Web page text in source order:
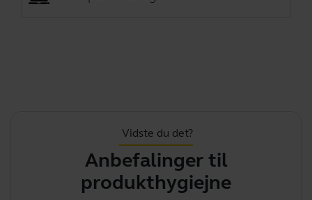
Vidste du det?
Anbefalinger til
produkthygiejne